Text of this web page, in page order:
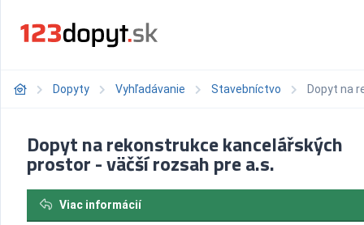
Dopyty Vyhľadávanie Stavebníctvo Dopyt na
Dopyt na rekonstrukce kancelářských
prostor - väčší rozsah pre a.s.
Viac informácií